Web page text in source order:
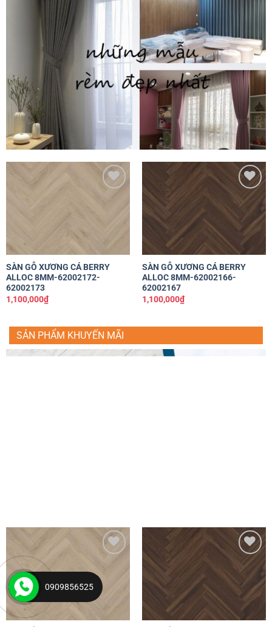
SÀN GỖ XƯƠNG CÁ BERRY
ALLOC 8MM-62002172-
62002173
1,100,000₫
Yêu
thích
SÀN GỖ XƯƠNG CÁ BERRY
ALLOC 8MM-62002166-
62002167
1,100,000₫
SẢN PHẨM KHUYẾN MÃI
Yêu
thích
0909856525